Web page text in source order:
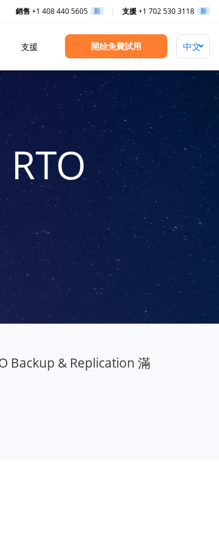
銷售 +1 408 440 5605 新 支援+1 702 530 3118 新
支援 開始免費試用
Backup & Replication 滿